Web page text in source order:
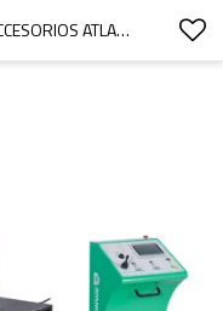
MÁQUINA DE FABRICACIÓN DE ACCESORIOS ATLA450 CNC 200MM - 450MM (8" IPS - 18" IPS)